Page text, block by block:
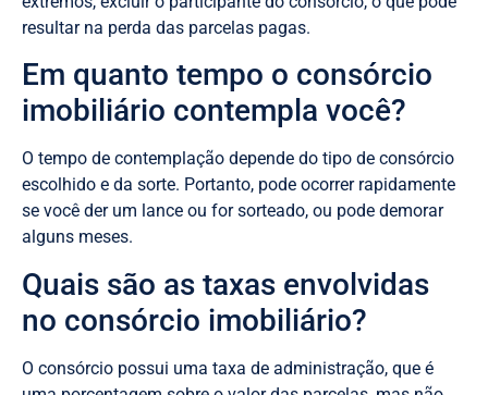
resultar na perda das parcelas pagas.
Em quanto tempo o consórcio
imobiliário contempla você?
O tempo de contemplação depende do tipo de consórcio
escolhido e da sorte. Portanto, pode ocorrer rapidamente
se você der um lance ou for sorteado, ou pode demorar
alguns meses.
Quais são as taxas envolvidas
no consórcio imobiliário?
O consórcio possui uma taxa de administração, que é